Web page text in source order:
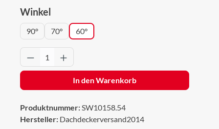
Winkel
90° 70° 60°
Produkt Anzahl: Gib den gewünschten
In den Warenkorb
Produktnummer:SW10158.54
Hersteller: Dachdeckerversand2014